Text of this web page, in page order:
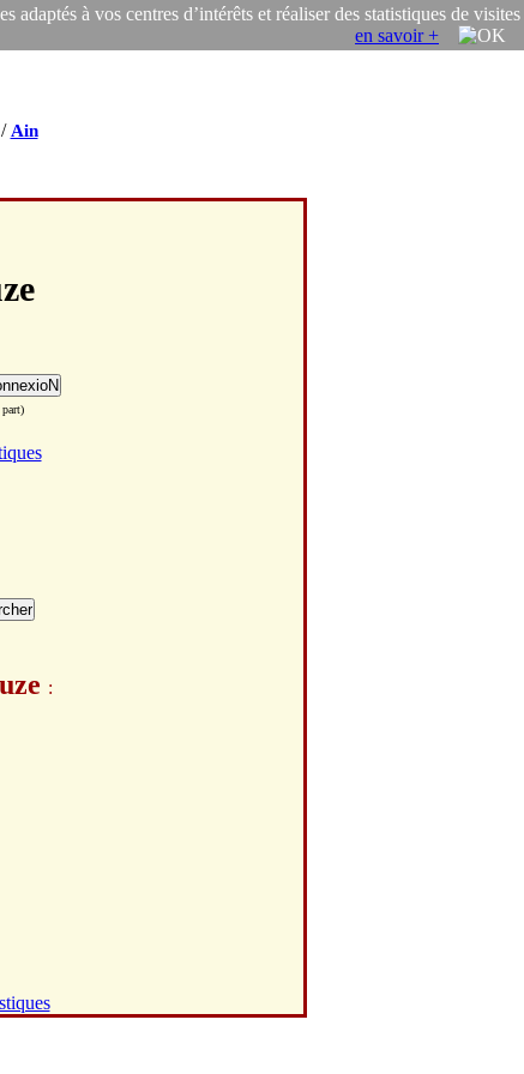
à vos centres d’intérêts et réaliser des statistiques de visites
en savoir +
Ain
part)
: